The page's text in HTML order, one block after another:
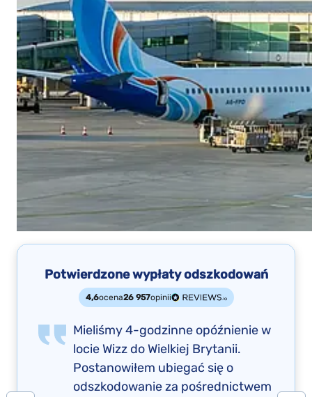
Potwierdzone wypłaty odszkodowań
4,6ocena26 957opinii
Mieliśmy 4-godzinne opóźnienie w
locie Wizz do Wielkiej Brytanii.
Postanowiłem ubiegać się o
odszkodowanie za pośrednictwem